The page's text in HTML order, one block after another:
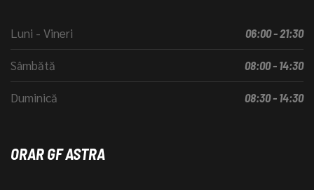
Luni - Vineri 06:00 - 21:30
Sâmbătă 08:00 - 14:30
Duminică 08:30 - 14:30
ORAR GF ASTRA